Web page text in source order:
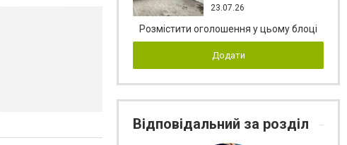
23.07.26
Розмістити оголошення у цьому блоці
Додати
Відповідальний за розділ